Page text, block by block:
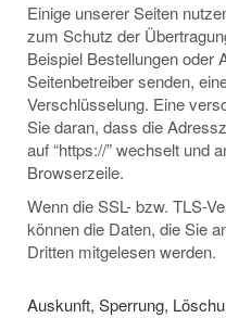
Einige unserer Seiten
zum Schutz der
Beispiel Bestellungen oder
Seitenbetreiber senden,
Verschlüsselung. Eine
Sie daran, dass die
auf “https://” wechselt und
Browserzeile.
Wenn die SSL- bzw. TLS-
können die Daten, die Sie
Dritten mitgelesen werden.
Auskunft, Sperrung,